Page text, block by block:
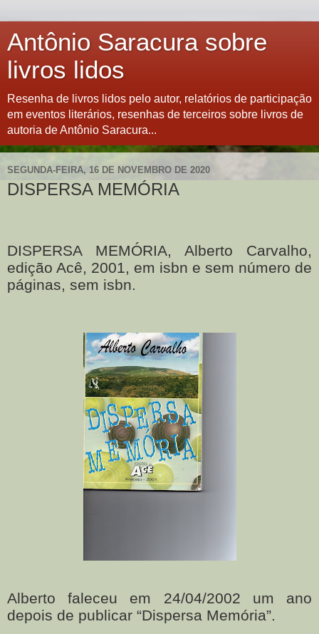
Antônio Saracura sobre
livros lidos
Resenha de livros lidos pelo autor, relatórios de participação
em eventos literários, resenhas de terceiros sobre livros de
autoria de Antônio Saracura...
SEGUNDA-FEIRA, 16 DE NOVEMBRO DE 2020
DISPERSA MEMÓRIA
DISPERSA MEMÓRIA, Alberto Carvalho,
edição Acê, 2001, em isbn e sem número de
páginas, sem isbn.
Alberto faleceu em 24/04/2002 um ano
depois de publicar “Dispersa Memória”.